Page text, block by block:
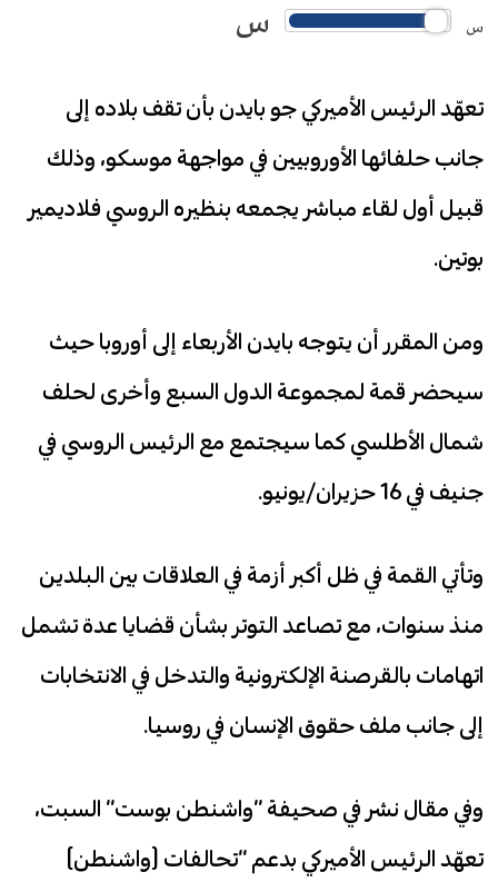
س س
تعهّد الرئيس الأميركي جو بايدن بأن تقف بلاده إلى
جانب حلفائها الأوروبيين في مواجهة موسكو، وذلك
قبيل أول لقاء مباشر يجمعه بنظيره الروسي فلاديمير
بوتين.
ومن المقرر أن يتوجه بايدن الأربعاء إلى أوروبا حيث
سيحضر قمة لمجموعة الدول السبع وأخرى لحلف
شمال الأطلسي كما سيجتمع مع الرئيس الروسي في
جنيف في 16 حزيران/يونيو.
وتأتي القمة في ظل أكبر أزمة في العلاقات بين البلدين
منذ سنوات، مع تصاعد التوتر بشأن قضايا عدة تشمل
اتهامات بالقرصنة الإلكترونية والتدخل في الانتخابات
إلى جانب ملف حقوق الإنسان في روسيا.
وفي مقال نشر في صحيفة “واشنطن بوست” السبت،
تعهّد الرئيس الأميركي بدعم “تحالفات (واشنطن)